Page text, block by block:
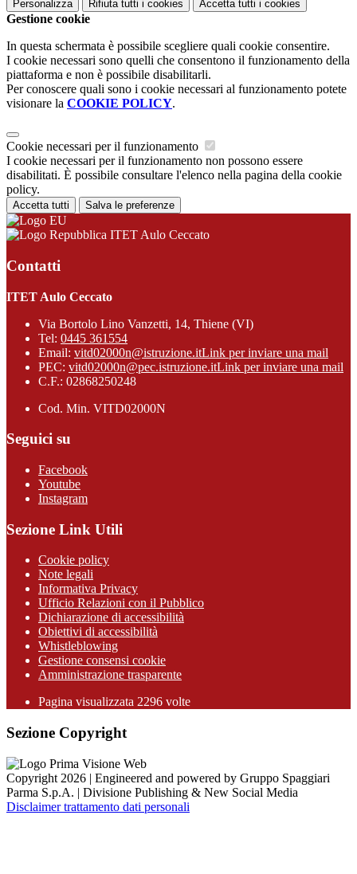
Personalizza Rifiuta tutti i cookies Accetta tutti i cookies
Gestione cookie
In questa schermata è possibile scegliere quali cookie consentire.
I cookie necessari sono quelli che consentono il funzionamento della
piattaforma e non è possibile disabilitarli.
Per conoscere quali sono i cookie necessari al funzionamento potete
visionare la COOKIE POLICY.
Cookie necessari per il funzionamento
I cookie necessari per il funzionamento non possono essere
disabilitati. È possibile consultare l'elenco nella pagina della cookie
policy.
Accetta tutti Salva le preferenze
ITET Aulo Ceccato
Contatti
ITET Aulo Ceccato
Via Bortolo Lino Vanzetti, 14, Thiene (VI)
Tel: 0445 361554
Email: vitd02000n@istruzione.itLink per inviare una mail
PEC: vitd02000n@pec.istruzione.itLink per inviare una mail
C.F.: 02868250248
Cod. Min. VITD02000N
Seguici su
Facebook
Youtube
Instagram
Sezione Link Utili
Cookie policy
Note legali
Informativa Privacy
Ufficio Relazioni con il Pubblico
Dichiarazione di accessibilità
Obiettivi di accessibilità
Whistleblowing
Gestione consensi cookie
Amministrazione trasparente
Pagina visualizzata 2296 volte
Sezione Copyright
Copyright 2026 | Engineered and powered by Gruppo Spaggiari
Parma S.p.A. | Divisione Publishing & New Social Media
Disclaimer trattamento dati personali